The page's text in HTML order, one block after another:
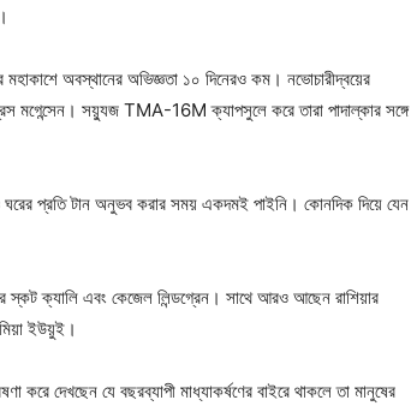
অবস্থানের অভিজ্ঞতা ১০ দিনেরও কম। নভােচারীদ্বয়ের
মগেন্সেন। সয়্যুজ TMA-16M ক্যাপসুলে করে তারা পাদাল্কার সঙ্গে
ঘরের প্রতি টান অনুভব করার সময় একদমই পাইনি। কোনদিক দিয়ে যেন
স্কট ক্যালি এবং কেজেল লিন্ডগ্রেন। সাথে আরও আছেন রাশিয়ার
ইউয়ুই।
করে দেখছেন যে বছরব্যাপী মাধ্যাকর্ষণের বাইরে থাকলে তা মানুষের